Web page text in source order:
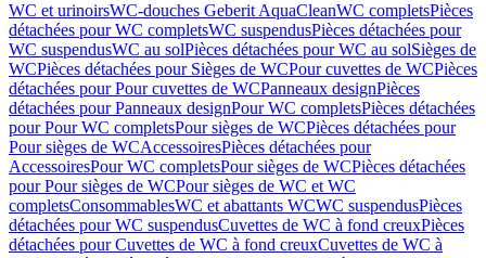
WC et urinoirsWC-douches Geberit AquaCleanWC completsPièces
détachées pour WC completsWC suspendusPièces détachées pour
WC suspendusWC au solPièces détachées pour WC au solSièges de
WCPièces détachées pour Sièges de WCPour cuvettes de WCPièces
détachées pour Pour cuvettes de WCPanneaux designPièces
détachées pour Panneaux designPour WC completsPièces détachées
pour Pour WC completsPour sièges de WCPièces détachées pour
Pour sièges de WCAccessoiresPièces détachées pour
AccessoiresPour WC completsPour sièges de WCPièces détachées
pour Pour sièges de WCPour sièges de WC et WC
completsConsommablesWC et abattants WCWC suspendusPièces
détachées pour WC suspendusCuvettes de WC à fond creuxPièces
détachées pour Cuvettes de WC à fond creuxCuvettes de WC à